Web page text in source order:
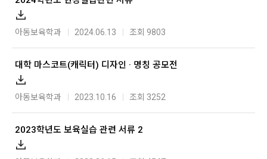
아동보육학과 2024.06.13 조회 9803
대학 마스코트(캐릭터) 디자인 · 명칭 공모전
아동보육학과 2023.10.16 조회 3252
2023학년도 보육실습 관련 서류 2